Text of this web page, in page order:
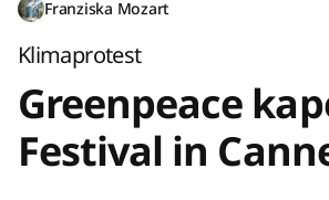
Franziska Mozart
Klimaprotest
Greenpeace
Festival in